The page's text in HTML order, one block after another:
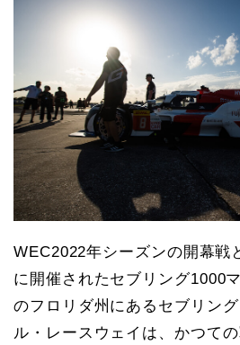
WEC2022年シーズンの開幕戦
に開催されたセブリング1000
のフロリダ州にあるセブリン
ル・レースウェイは、かつて